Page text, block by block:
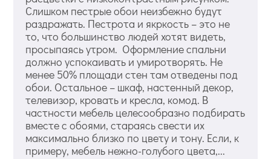
Слишком пестрые обои неизбежно будут
раздражать. Пестрота и якркость – это не
то, что большинство людей хотят видеть,
просыпаясь утром. Оформление спальни
должно успокаивать и умиротворять. Не
менее 50% площади стен там отведены под
обои. Остальное – шкаф, настенный декор,
телевизор, кровать и кресла, комод. В
частности мебель целесообразно подбирать
вместе с обоями, стараясь свести их
максимально близко по цвету и тону. Если, к
примеру, мебель нежно-голубого цвета,...